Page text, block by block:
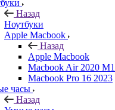
Назад
Ноутбуки
Apple Macbook
Назад
Apple Macbook
Macbook Air 2020 M1
Macbook Pro 16 2023
часы
Назад